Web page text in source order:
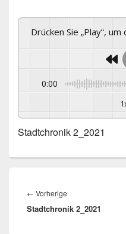
Drücken Sie „Play“,
0:00
Stadtchronik 2_2021
← Vorherige
Beitrag:
Stadtchronik 2_2021